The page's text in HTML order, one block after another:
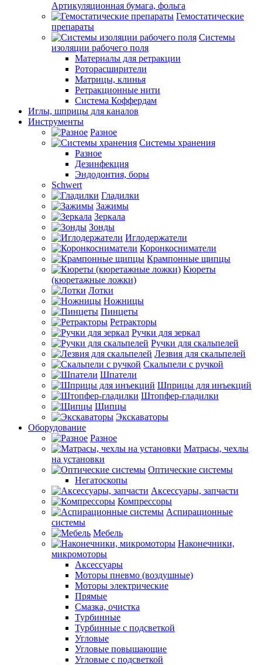
Артикуляционная бумага, фольга
Гемостатические
препараты
Системы
изоляции рабочего поля
Материалы для ретракции
Роторасширители
Матрицы, клинья
Ретракционные нити
Система Коффердам
Иглы, шприцы для каналов
Инструменты
Разное
Системы хранения
Разное
Дезинфекция
Эндодонтия, боры
Schwert
Гладилки
Зажимы
Зеркала
Зонды
Иглодержатели
Коронкосниматели
Крампонные щипцы
Кюреты
(кюретажные ложки)
Лотки
Ножницы
Пинцеты
Ретракторы
Ручки для зеркал
Ручки для скальпелей
Лезвия для скальпелей
Скальпели с ручкой
Шпатели
Шприцы для инъекций
Штопфер-гладилки
Щипцы
Экскаваторы
Оборудование
Разное
Матрасы, чехлы
на установки
Оптические системы
Негатоскопы
Аксессуары, запчасти
Компрессоры
Аспирационные
системы
Мебель
Наконечники,
микромоторы
Аксессуары
Моторы пневмо (воздушные)
Моторы электрические
Прямые
Смазка, очистка
Турбинные
Турбинные с подсветкой
Угловые
Угловые повышающие
Угловые с подсветкой